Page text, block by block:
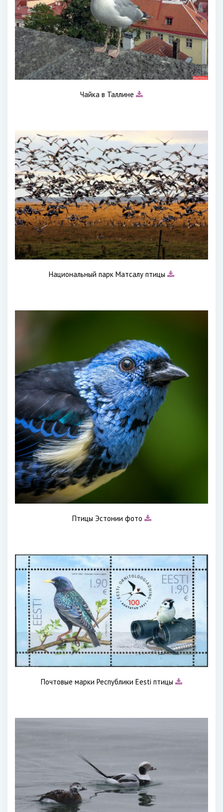
Чайка в Таллине
Национальный парк Матсалу птицы
Птицы Эстонии фото
Почтовые марки Республики Eesti птицы